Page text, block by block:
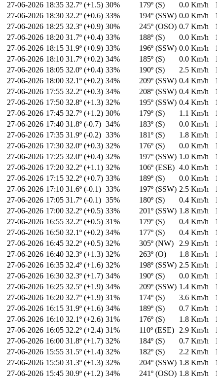
27-06-2026 18:35 32.7º (+1.5) 30% 179º (S) 0.0 Km/h
27-06-2026 18:30 32.2º (+0.6) 33% 194º (SSW) 0.0 Km/h
27-06-2026 18:25 32.3º (+0.9) 30% 245º (OSO) 0.7 Km/h
27-06-2026 18:20 31.7º (+0.4) 33% 188º (S) 0.0 Km/h
27-06-2026 18:15 31.9º (+0.9) 33% 196º (SSW) 0.0 Km/h
27-06-2026 18:10 31.7º (+0.2) 34% 185º (S) 0.0 Km/h
27-06-2026 18:05 32.0º (+0.4) 33% 190º (S) 2.5 Km/h
27-06-2026 18:00 32.1º (+0.2) 34% 209º (SSW) 0.4 Km/h
27-06-2026 17:55 32.2º (+0.3) 34% 208º (SSW) 0.4 Km/h
27-06-2026 17:50 32.8º (+1.3) 32% 195º (SSW) 0.4 Km/h
27-06-2026 17:45 32.7º (+1.2) 30% 179º (S) 1.1 Km/h
27-06-2026 17:40 31.8º (-0.7) 34% 183º (S) 0.0 Km/h
27-06-2026 17:35 31.9º (-0.2) 33% 181º (S) 1.8 Km/h
27-06-2026 17:30 32.0º (+0.3) 32% 176º (S) 0.0 Km/h
27-06-2026 17:25 32.0º (+0.4) 32% 197º (SSW) 1.0 Km/h
27-06-2026 17:20 32.2º (+1.1) 32% 106º (ESE) 4.0 Km/h
27-06-2026 17:15 32.2º (+0.7) 33% 189º (S) 0.0 Km/h
27-06-2026 17:10 31.6º (-0.1) 33% 197º (SSW) 2.5 Km/h
27-06-2026 17:05 31.7º (-0.1) 35% 180º (S) 0.4 Km/h
27-06-2026 17:00 32.2º (+0.5) 33% 201º (SSW) 1.8 Km/h
27-06-2026 16:55 32.2º (+0.5) 31% 179º (S) 0.4 Km/h
27-06-2026 16:50 32.1º (+0.2) 34% 177º (S) 0.4 Km/h
27-06-2026 16:45 32.2º (+0.5) 32% 305º (NW) 2.9 Km/h
27-06-2026 16:40 32.3º (+1.3) 32% 263º (O) 1.8 Km/h
27-06-2026 16:35 32.4º (+1.6) 32% 198º (SSW) 2.5 Km/h
27-06-2026 16:30 32.3º (+1.7) 34% 190º (S) 0.0 Km/h
27-06-2026 16:25 32.5º (+1.9) 34% 209º (SSW) 1.4 Km/h
27-06-2026 16:20 32.7º (+1.9) 31% 174º (S) 3.6 Km/h
27-06-2026 16:15 31.9º (+1.6) 34% 189º (S) 0.7 Km/h
27-06-2026 16:10 32.1º (+2.6) 31% 176º (S) 1.8 Km/h
27-06-2026 16:05 32.2º (+2.4) 31% 110º (ESE) 2.9 Km/h
27-06-2026 16:00 31.8º (+1.7) 32% 184º (S) 0.7 Km/h
27-06-2026 15:55 31.5º (+1.4) 32% 182º (S) 2.2 Km/h
27-06-2026 15:50 31.3º (+1.3) 32% 204º (SSW) 1.8 Km/h
27-06-2026 15:45 30.9º (+1.2) 34% 241º (OSO) 1.8 Km/h